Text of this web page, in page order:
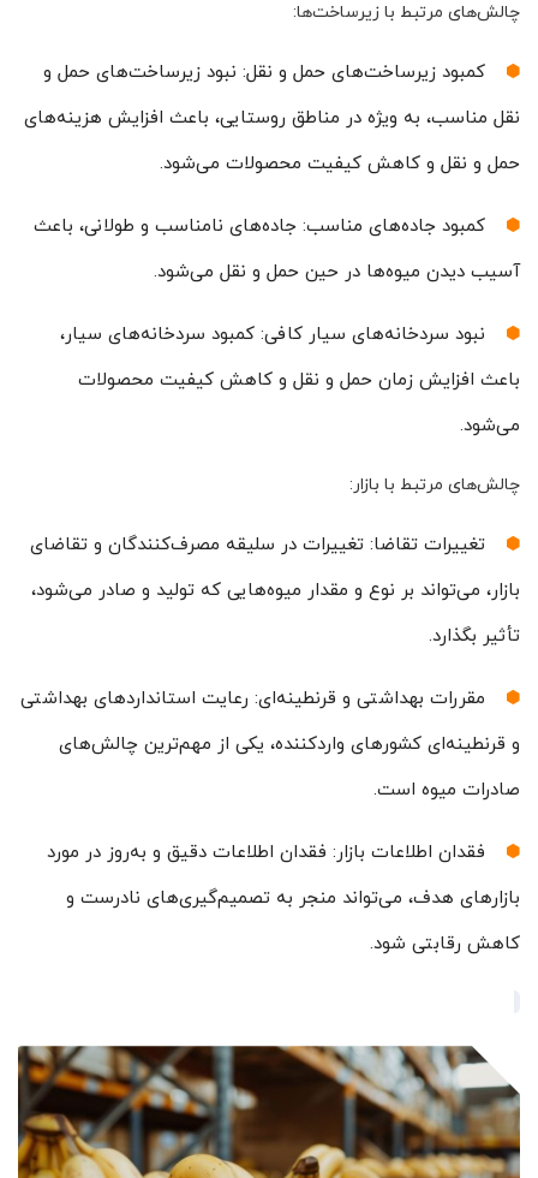
چالش‌های مرتبط با زیرساخت‌ها:
کمبود زیرساخت‌های حمل و نقل: نبود زیرساخت‌های حمل و
نقل مناسب، به ویژه در مناطق روستایی، باعث افزایش هزینه‌های
حمل و نقل و کاهش کیفیت محصولات می‌شود.
کمبود جاده‌های مناسب: جاده‌های نامناسب و طولانی، باعث
آسیب دیدن میوه‌ها در حین حمل و نقل می‌شود.
نبود سردخانه‌های سیار کافی: کمبود سردخانه‌های سیار،
باعث افزایش زمان حمل و نقل و کاهش کیفیت محصولات
می‌شود.
چالش‌های مرتبط با بازار:
تغییرات تقاضا: تغییرات در سلیقه مصرف‌کنندگان و تقاضای
بازار، می‌تواند بر نوع و مقدار میوه‌هایی که تولید و صادر می‌شود،
تأثیر بگذارد.
مقررات بهداشتی و قرنطینه‌ای: رعایت استانداردهای بهداشتی
و قرنطینه‌ای کشورهای واردکننده، یکی از مهم‌ترین چالش‌های
صادرات میوه است.
فقدان اطلاعات بازار: فقدان اطلاعات دقیق و به‌روز در مورد
بازارهای هدف، می‌تواند منجر به تصمیم‌گیری‌های نادرست و
کاهش رقابتی شود.